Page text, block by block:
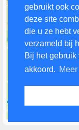
gebruikt ook
deze site
die u ze hebt
verzameld bij
Bij het
akkoord.